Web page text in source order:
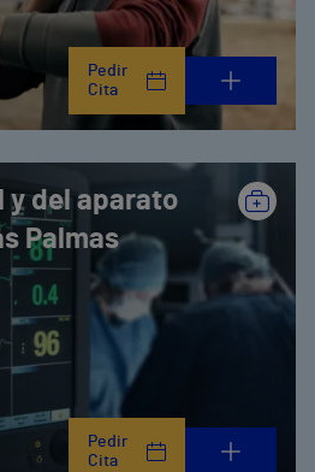
Pedir
Cita
y del aparato
Palmas
Pedir
Cita